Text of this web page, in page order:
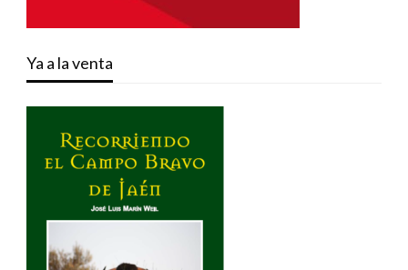
Ya a la venta